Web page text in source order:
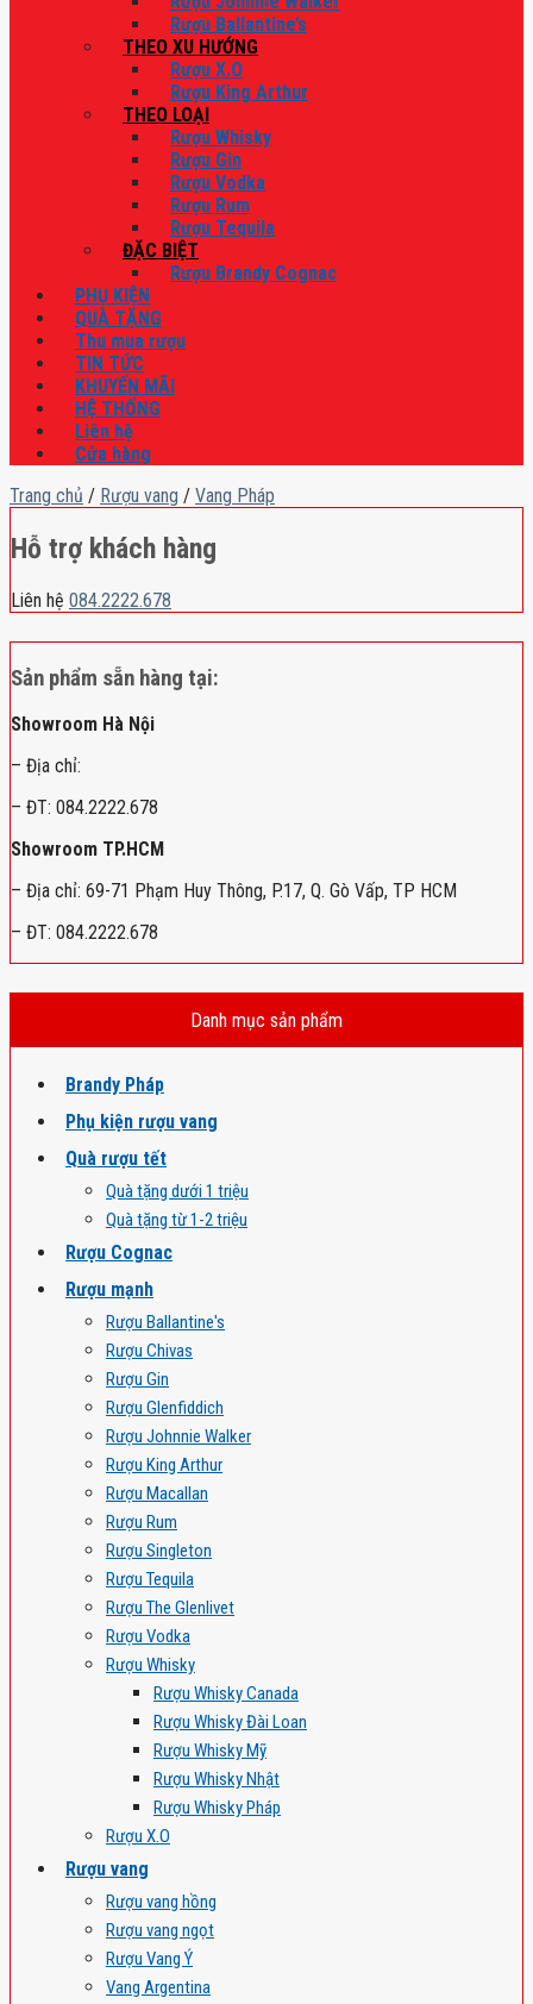
Rượu Ballantine’s
THEO XU HƯỚNG
Rượu X.O
Rượu King Arthur
THEO LOẠI
Rượu Whisky
Rượu Gin
Rượu Vodka
Rượu Rum
Rượu Tequila
ĐẶC BIỆT
Rượu Brandy Cognac
PHỤ KIỆN
QUÀ TẶNG
Thu mua rượu
TIN TỨC
KHUYẾN MÃI
HỆ THỐNG
Liên hệ
Cửa hàng
Trang chủ / Rượu vang / Vang Pháp
Hỗ trợ khách hàng
Liên hệ 084.2222.678
Sản phẩm sẵn hàng tại:
Showroom Hà Nội
– Địa chỉ:
– ĐT: 084.2222.678
Showroom TP.HCM
– Địa chỉ: 69-71 Phạm Huy Thông, P.17, Q. Gò Vấp, TP HCM
– ĐT: 084.2222.678
Danh mục sản phẩm
Brandy Pháp
Phụ kiện rượu vang
Quà rượu tết
Quà tặng dưới 1 triệu
Quà tặng từ 1-2 triệu
Rượu Cognac
Rượu mạnh
Rượu Ballantine's
Rượu Chivas
Rượu Gin
Rượu Glenfiddich
Rượu Johnnie Walker
Rượu King Arthur
Rượu Macallan
Rượu Rum
Rượu Singleton
Rượu Tequila
Rượu The Glenlivet
Rượu Vodka
Rượu Whisky
Rượu Whisky Canada
Rượu Whisky Đài Loan
Rượu Whisky Mỹ
Rượu Whisky Nhật
Rượu Whisky Pháp
Rượu X.O
Rượu vang
Rượu vang hồng
Rượu vang ngọt
Rượu Vang Ý
Vang Argentina